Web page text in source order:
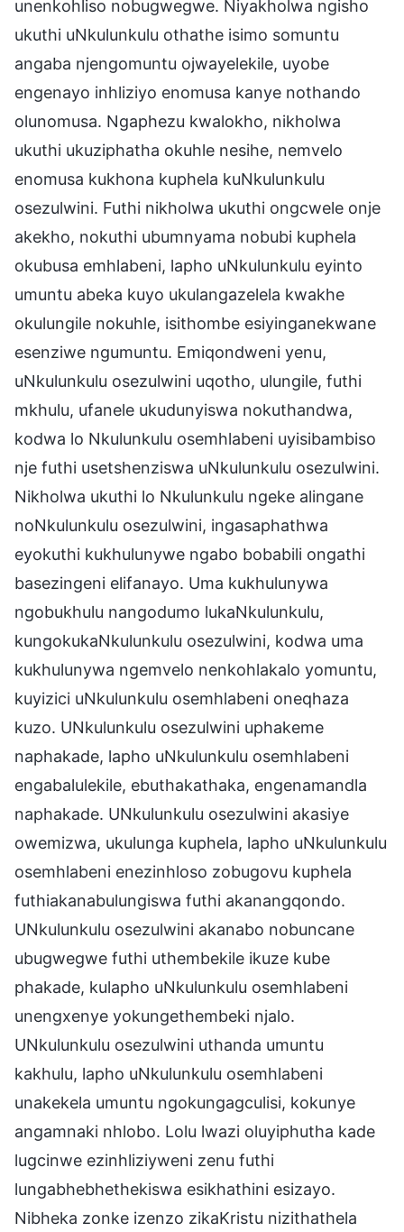
unenkohliso nobugwegwe. Niyakholwa ngisho
ukuthi uNkulunkulu othathe isimo somuntu
angaba njengomuntu ojwayelekile, uyobe
engenayo inhliziyo enomusa kanye nothando
olunomusa. Ngaphezu kwalokho, nikholwa
ukuthi ukuziphatha okuhle nesihe, nemvelo
enomusa kukhona kuphela kuNkulunkulu
osezulwini. Futhi nikholwa ukuthi ongcwele onje
akekho, nokuthi ubumnyama nobubi kuphela
okubusa emhlabeni, lapho uNkulunkulu eyinto
umuntu abeka kuyo ukulangazelela kwakhe
okulungile nokuhle, isithombe esiyinganekwane
esenziwe ngumuntu. Emiqondweni yenu,
uNkulunkulu osezulwini uqotho, ulungile, futhi
mkhulu, ufanele ukudunyiswa nokuthandwa,
kodwa lo Nkulunkulu osemhlabeni uyisibambiso
nje futhi usetshenziswa uNkulunkulu osezulwini.
Nikholwa ukuthi lo Nkulunkulu ngeke alingane
noNkulunkulu osezulwini, ingasaphathwa
eyokuthi kukhulunywe ngabo bobabili ongathi
basezingeni elifanayo. Uma kukhulunywa
ngobukhulu nangodumo lukaNkulunkulu,
kungokukaNkulunkulu osezulwini, kodwa uma
kukhulunywa ngemvelo nenkohlakalo yomuntu,
kuyizici uNkulunkulu osemhlabeni oneqhaza
kuzo. UNkulunkulu osezulwini uphakeme
naphakade, lapho uNkulunkulu osemhlabeni
engabalulekile, ebuthakathaka, engenamandla
naphakade. UNkulunkulu osezulwini akasiye
owemizwa, ukulunga kuphela, lapho uNkulunkulu
osemhlabeni enezinhloso zobugovu kuphela
futhiakanabulungiswa futhi akanangqondo.
UNkulunkulu osezulwini akanabo nobuncane
ubugwegwe futhi uthembekile ikuze kube
phakade, kulapho uNkulunkulu osemhlabeni
unengxenye yokungethembeki njalo.
UNkulunkulu osezulwini uthanda umuntu
kakhulu, lapho uNkulunkulu osemhlabeni
unakekela umuntu ngokungagculisi, kokunye
angamnaki nhlobo. Lolu lwazi oluyiphutha kade
lugcinwe ezinhliziyweni zenu futhi
lungabhebhethekiswa esikhathini esizayo.
Nibheka zonke izenzo zikaKristu nizithathela